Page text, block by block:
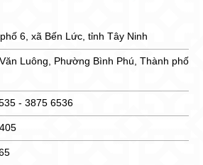
6, xã Bến Lức, tỉnh Tây Ninh
Luông, Phường Bình Phú, Thành phố
- 3875 6536